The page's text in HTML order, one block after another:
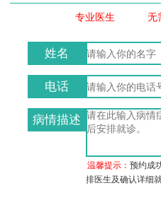
专业医生 无
姓名
电话
病情描述
温馨提示：预约成
排医生及确认详细就